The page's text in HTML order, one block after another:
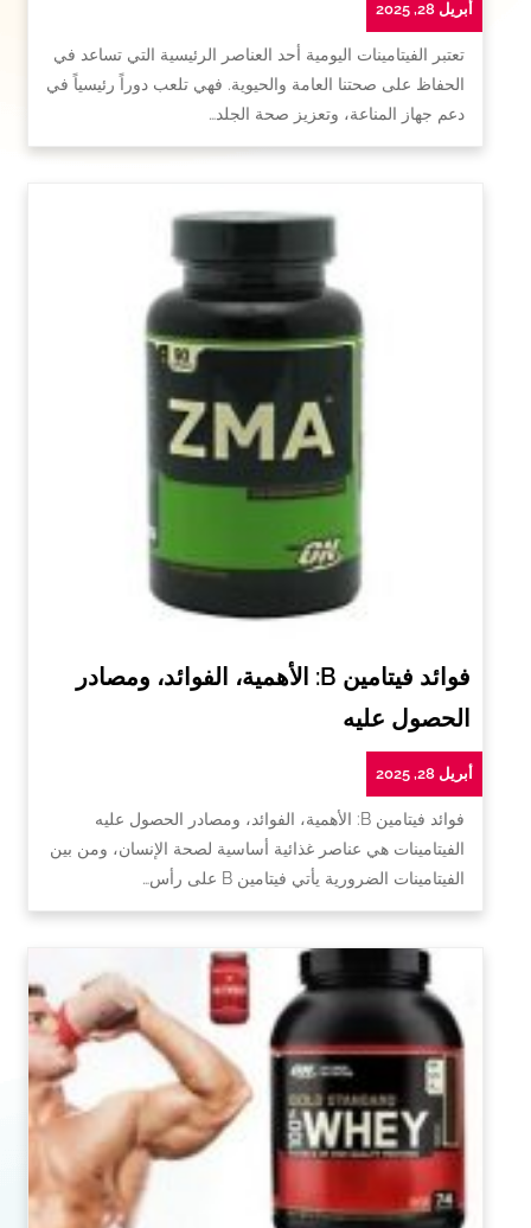
أبريل 28, 2025
تعتبر الفيتامينات اليومية أحد العناصر الرئيسية التي تساعد في
الحفاظ على صحتنا العامة والحيوية. فهي تلعب دوراً رئيسياً في
دعم جهاز المناعة، وتعزيز صحة الجلد…
فوائد فيتامين B: الأهمية، الفوائد، ومصادر
الحصول عليه
أبريل 28, 2025
فوائد فيتامين B: الأهمية، الفوائد، ومصادر الحصول عليه
الفيتامينات هي عناصر غذائية أساسية لصحة الإنسان، ومن بين
الفيتامينات الضرورية يأتي فيتامين B على رأس…